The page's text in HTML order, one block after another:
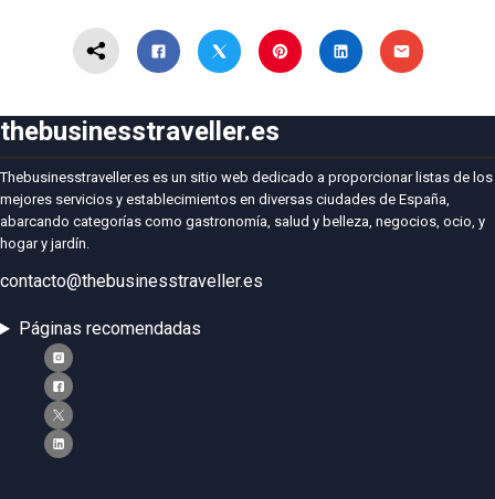
thebusinesstraveller.es
Thebusinesstraveller.es es un sitio web dedicado a proporcionar listas de los
mejores servicios y establecimientos en diversas ciudades de España,
abarcando categorías como gastronomía, salud y belleza, negocios, ocio, y
hogar y jardín.
contacto@thebusinesstraveller.es
Páginas recomendadas